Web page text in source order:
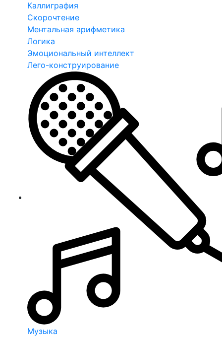
Каллиграфия
Скорочтение
Ментальная арифметика
Логика
Эмоциональный интеллект
Лего-конструирование
Музыка